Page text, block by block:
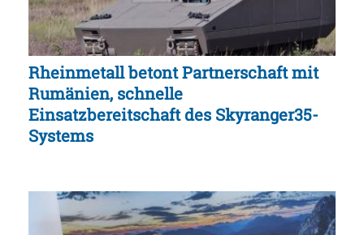
Rheinmetall betont Partnerschaft mit
Rumänien, schnelle
Einsatzbereitschaft des Skyranger35-
Systems